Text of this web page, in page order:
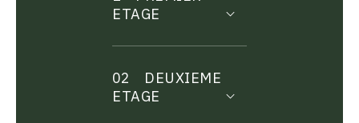
ETAGE
02
DEUXIEME
ETAGE